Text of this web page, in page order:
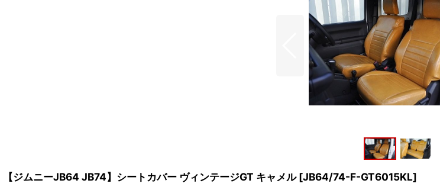
【ジムニーJB64 JB74】シートカバー ヴィンテージGT キャメル [JB64/74-F-GT6015KL]